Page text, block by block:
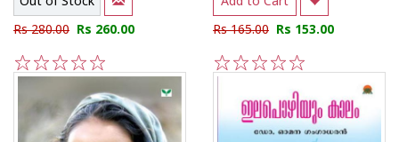
Rs 280.00 Rs 260.00
5
4
3
2
1
Rs 165.00 Rs 153.00
1